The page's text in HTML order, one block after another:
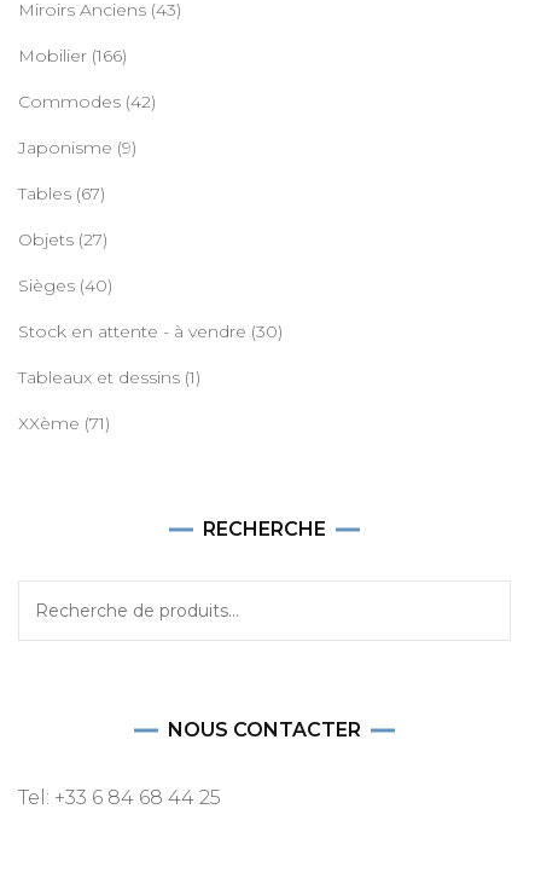
Miroirs Anciens (43)
Mobilier (166)
Commodes (42)
Japonisme (9)
Tables (67)
Objets (27)
Sièges (40)
Stock en attente - à vendre (30)
Tableaux et dessins (1)
XXème (71)
RECHERCHE
NOUS CONTACTER
Tel: +33 6 84 68 44 25